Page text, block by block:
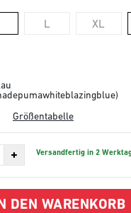
L XL
Größentabelle
Versandfertig in 2
DEN WARENKORB